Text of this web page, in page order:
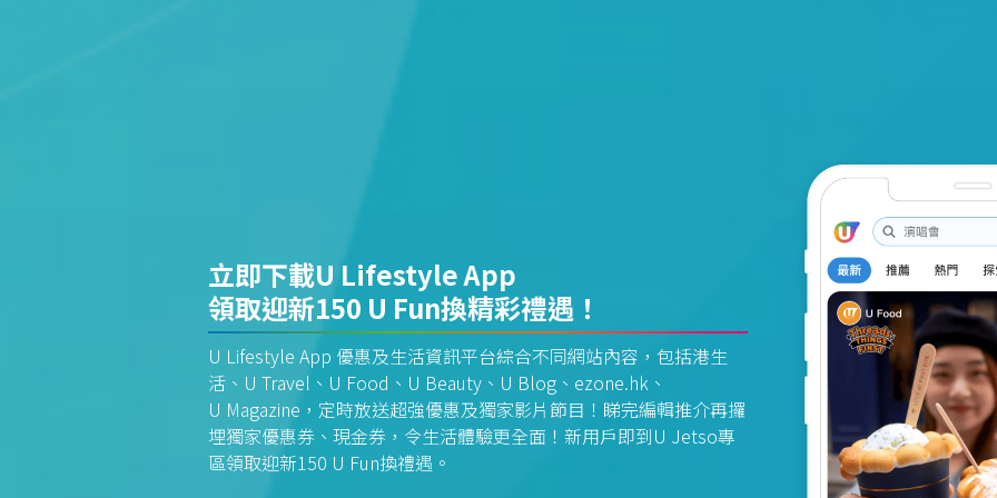
立即下載U Lifestyle App
領取迎新150 U Fun換精彩禮遇！
U Lifestyle App 優惠及生活資訊平台綜合不同網站內容，包括港生
活、U Travel、U Food、U Beauty、U Blog、ezone.hk、
U Magazine，定時放送超強優惠及獨家影片節目！睇完編輯推介再攞
埋獨家優惠券、現金券，令生活體驗更全面！新用戶即到U Jetso專
區領取迎新150 U Fun換禮遇。